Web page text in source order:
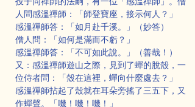
人問感溫禪師：「師登寶座，接示何人？」
感溫禪師答：「如月赴千溪。」（妙答）
僧人問：「如何是滿而不虧？」
感溫禪師答：「不可如此說。」（善哉！）
又：感溫禪師遊山之際，見到了蟬的脫殼，一
位侍者問：「殼在這裡，蟬向什麼處去？」
感溫禪師拈起了殼就在耳朵旁搖了三五下，又
作蟬聲。「嘰！嘰！嘰！」